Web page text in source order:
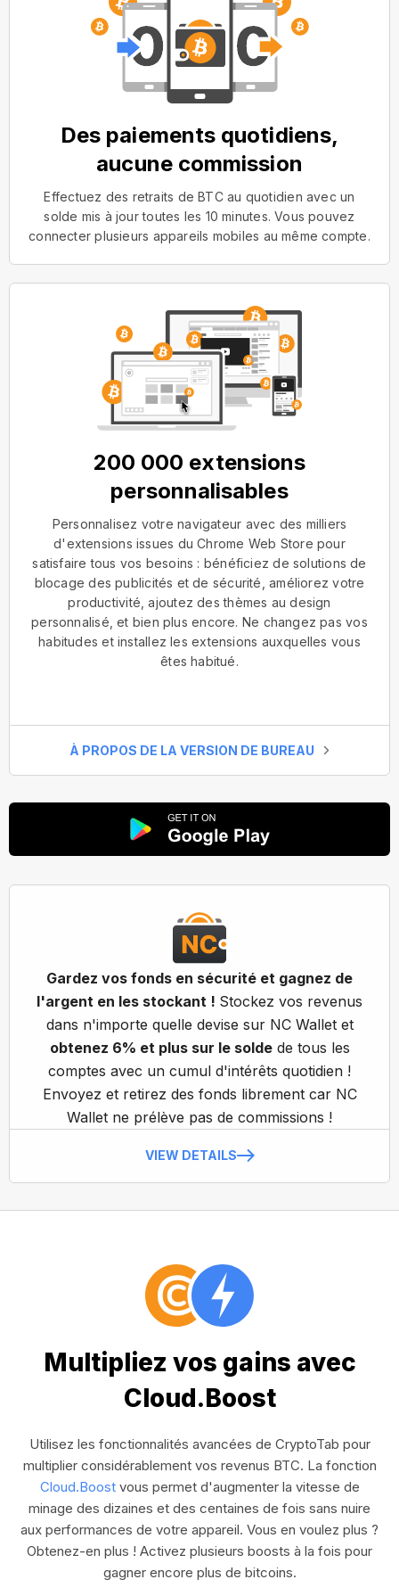
Des paiements quotidiens,
aucune commission
Effectuez des retraits de BTC au quotidien avec un
solde mis à jour toutes les 10 minutes. Vous pouvez
connecter plusieurs appareils mobiles au même compte.
200 000 extensions
personnalisables
Personnalisez votre navigateur avec des milliers
d'extensions issues du Chrome Web Store pour
satisfaire tous vos besoins : bénéficiez de solutions de
blocage des publicités et de sécurité, améliorez votre
productivité, ajoutez des thèmes au design
personnalisé, et bien plus encore. Ne changez pas vos
habitudes et installez les extensions auxquelles vous
êtes habitué.
À PROPOS DE LA VERSION DE BUREAU
Gardez vos fonds en sécurité et gagnez de
l'argent en les stockant ! Stockez vos revenus
dans n'importe quelle devise sur NC Wallet et
obtenez 6% et plus sur le soldede tous les
comptes avec un cumul d'intérêts quotidien !
Envoyez et retirez des fonds librement car NC
Wallet ne prélève pas de commissions !
VIEW DETAILS
Multipliez vos gains avec
Cloud.Boost
Utilisez les fonctionnalités avancées de CryptoTab pour
multiplier considérablement vos revenus BTC. La fonction
Cloud.Boostvous permet d'augmenter la vitesse de
minage des dizaines et des centaines de fois sans nuire
aux performances de votre appareil. Vous en voulez plus ?
Obtenez-en plus ! Activez plusieurs boosts à la fois pour
gagner encore plus de bitcoins.